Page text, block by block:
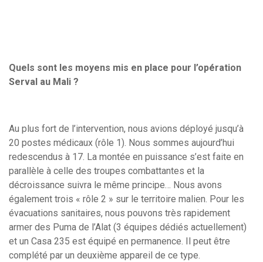
Quels sont les moyens mis en place pour l’opération
Serval au Mali ?
Au plus fort de l’intervention, nous avions déployé jusqu’à
20 postes médicaux (rôle 1). Nous sommes aujourd’hui
redescendus à 17. La montée en puissance s’est faite en
parallèle à celle des troupes combattantes et la
décroissance suivra le même principe… Nous avons
également trois « rôle 2 » sur le territoire malien. Pour les
évacuations sanitaires, nous pouvons très rapidement
armer des Puma de l’Alat (3 équipes dédiés actuellement)
et un Casa 235 est équipé en permanence. Il peut être
complété par un deuxième appareil de ce type.